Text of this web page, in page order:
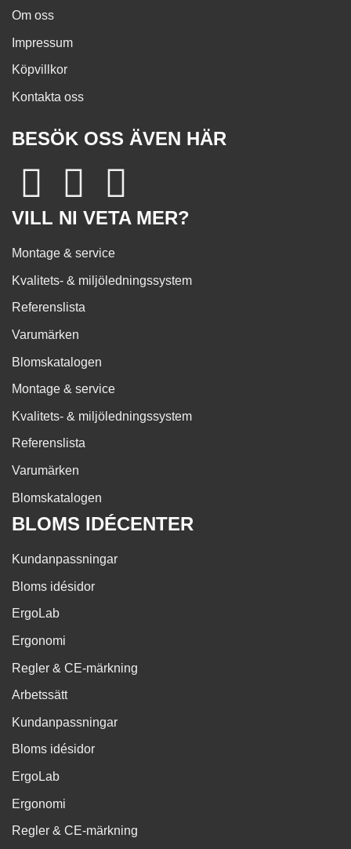
Om oss
Impressum
Köpvillkor
Kontakta oss
BESÖK OSS ÄVEN HÄR
VILL NI VETA MER?
Montage & service
Kvalitets- & miljöledningssystem
Referenslista
Varumärken
Blomskatalogen
Montage & service
Kvalitets- & miljöledningssystem
Referenslista
Varumärken
Blomskatalogen
BLOMS IDÉCENTER
Kundanpassningar
Bloms idésidor
ErgoLab
Ergonomi
Regler & CE-märkning
Arbetssätt
Kundanpassningar
Bloms idésidor
ErgoLab
Ergonomi
Regler & CE-märkning